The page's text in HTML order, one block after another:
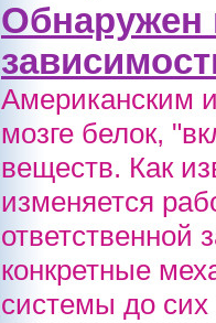
Обнаружен
Американским
мозге белок,
веществ. Как
изменяется
ответственной
конкретные
системы до